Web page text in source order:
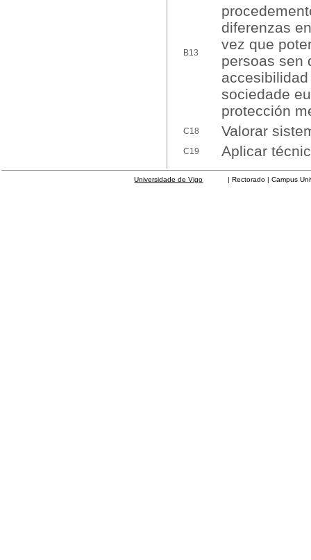
B13
diferenzas
vez que
persoas sen
sociedade
protección
C18 Valorar
C19 Aplicar
Universidade de Vigo | Rectorado | Campus